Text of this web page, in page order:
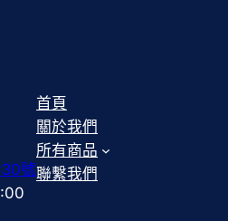
30號
首頁
關於我們
所有商品
聯繫我們